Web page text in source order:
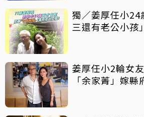
獨／姜厚任小24
三還有老公小孩
姜厚任小2輪女
「余家菁」嫁